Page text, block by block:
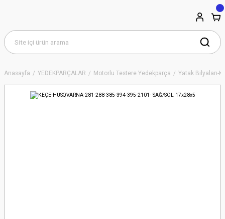
Anasayfa YEDEKPARÇALAR Motorlu Testere Yedekparça Yatak Bilyaları-